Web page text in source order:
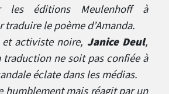
les éditions Meulenhoff à
traduire le poème d’Amanda.
activiste noire, Janice Deul,
traduction ne soit pas confiée à
éclate dans les médias.
humblement mais réagit par un